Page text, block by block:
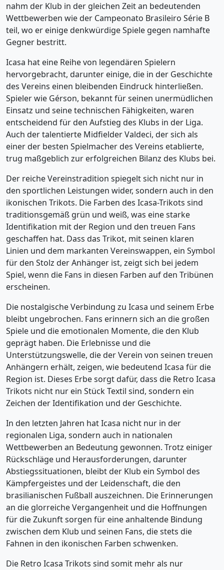
nahm der Klub in der gleichen Zeit an bedeutenden
Wettbewerben wie der Campeonato Brasileiro Série B
teil, wo er einige denkwürdige Spiele gegen namhafte
Gegner bestritt.
Icasa hat eine Reihe von legendären Spielern
hervorgebracht, darunter einige, die in der Geschichte
des Vereins einen bleibenden Eindruck hinterließen.
Spieler wie Gérson, bekannt für seinen unermüdlichen
Einsatz und seine technischen Fähigkeiten, waren
entscheidend für den Aufstieg des Klubs in der Liga.
Auch der talentierte Midfielder Valdeci, der sich als
einer der besten Spielmacher des Vereins etablierte,
trug maßgeblich zur erfolgreichen Bilanz des Klubs bei.
Der reiche Vereinstradition spiegelt sich nicht nur in
den sportlichen Leistungen wider, sondern auch in den
ikonischen Trikots. Die Farben des Icasa-Trikots sind
traditionsgemäß grün und weiß, was eine starke
Identifikation mit der Region und den treuen Fans
geschaffen hat. Dass das Trikot, mit seinen klaren
Linien und dem markanten Vereinswappen, ein Symbol
für den Stolz der Anhänger ist, zeigt sich bei jedem
Spiel, wenn die Fans in diesen Farben auf den Tribünen
erscheinen.
Die nostalgische Verbindung zu Icasa und seinem Erbe
bleibt ungebrochen. Fans erinnern sich an die großen
Spiele und die emotionalen Momente, die den Klub
geprägt haben. Die Erlebnisse und die
Unterstützungswelle, die der Verein von seinen treuen
Anhängern erhält, zeigen, wie bedeutend Icasa für die
Region ist. Dieses Erbe sorgt dafür, dass die Retro Icasa
Trikots nicht nur ein Stück Textil sind, sondern ein
Zeichen der Identifikation und der Geschichte.
In den letzten Jahren hat Icasa nicht nur in der
regionalen Liga, sondern auch in nationalen
Wettbewerben an Bedeutung gewonnen. Trotz einiger
Rückschläge und Herausforderungen, darunter
Abstiegssituationen, bleibt der Klub ein Symbol des
Kämpfergeistes und der Leidenschaft, die den
brasilianischen Fußball auszeichnen. Die Erinnerungen
an die glorreiche Vergangenheit und die Hoffnungen
für die Zukunft sorgen für eine anhaltende Bindung
zwischen dem Klub und seinen Fans, die stets die
Fahnen in den ikonischen Farben schwenken.
Die Retro Icasa Trikots sind somit mehr als nur